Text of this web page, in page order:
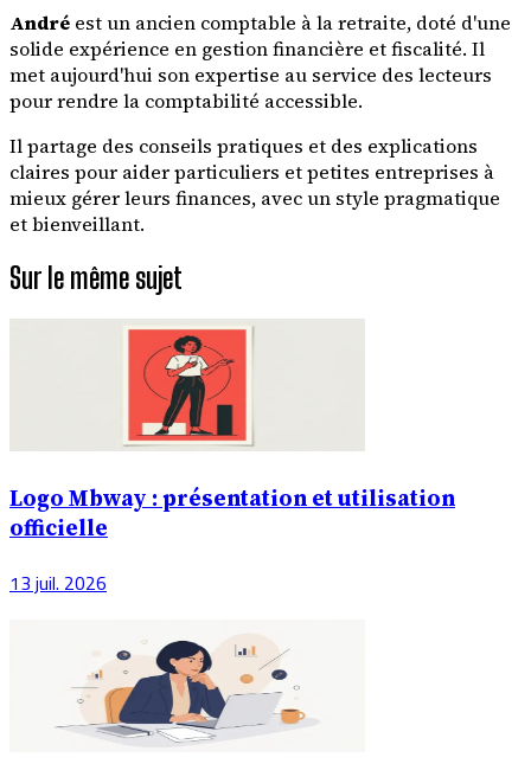
André est un ancien comptable à la retraite, doté d'une
solide expérience en gestion financière et fiscalité. Il
met aujourd'hui son expertise au service des lecteurs
pour rendre la comptabilité accessible.
Il partage des conseils pratiques et des explications
claires pour aider particuliers et petites entreprises à
mieux gérer leurs finances, avec un style pragmatique
et bienveillant.
Sur le même sujet
Logo Mbway : présentation et utilisation
officielle
13 juil. 2026